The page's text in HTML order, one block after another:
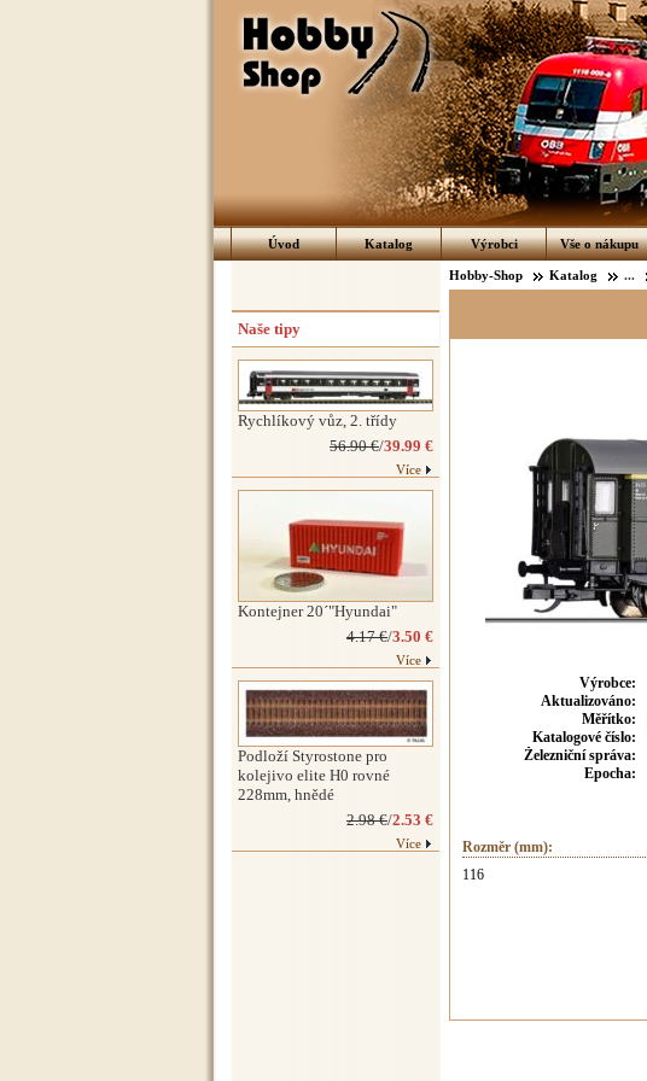
Úvod Katalog Výrobci Vše o nákupu
Hobby-Shop Katalog ...
Výrobce:
Aktualizováno:
Měřítko:
Katalogové číslo:
Železniční správa:
Epocha:
Rozměr (mm):
116
Naše tipy
Rychlíkový vůz, 2. třídy
56.90 €/39.99 €
Více
Kontejner 20´"Hyundai"
4.17 €/3.50 €
Více
Podloží Styrostone pro
kolejivo elite H0 rovné
228mm, hnědé
2.98 €/2.53 €
Více